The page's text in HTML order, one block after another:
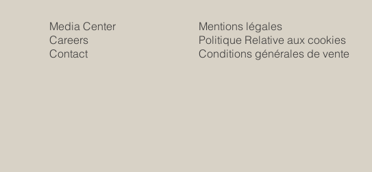
Media Center
Careers
Contact
Mentions légales
Politique Relative aux cookies
Conditions générales de vente